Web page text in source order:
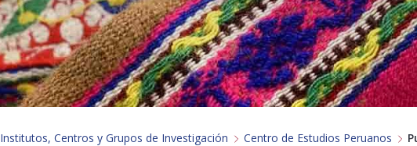
Institutos, Centros y Grupos de Investigación Centro de Estudios Peruanos